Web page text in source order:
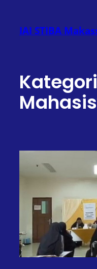
konten
IAI STIBA